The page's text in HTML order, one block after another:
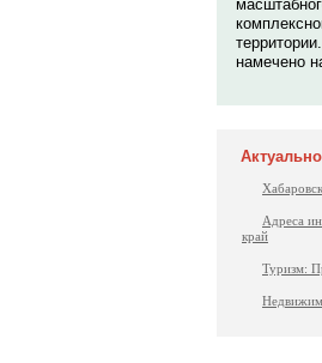
намечено
Актуально
Адреса
край
Туризм: